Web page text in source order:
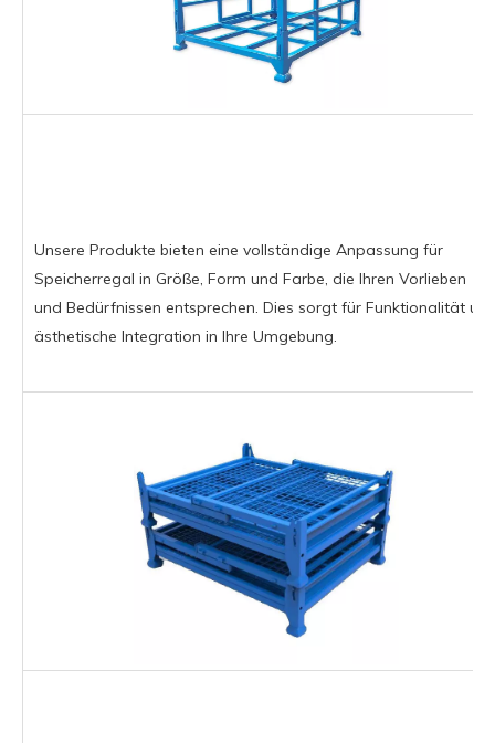
Unsere Produkte bieten eine vollständige Anpassung für
Speicherregal in Größe, Form und Farbe, die Ihren Vorlieben
und Bedürfnissen entsprechen. Dies sorgt für Funktionalität
ästhetische Integration in Ihre Umgebung.